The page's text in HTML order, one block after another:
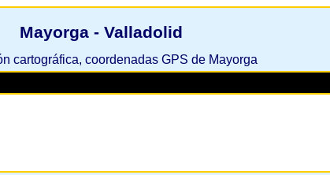
Mayorga - Valladolid
cartográfica, coordenadas GPS de Mayorga